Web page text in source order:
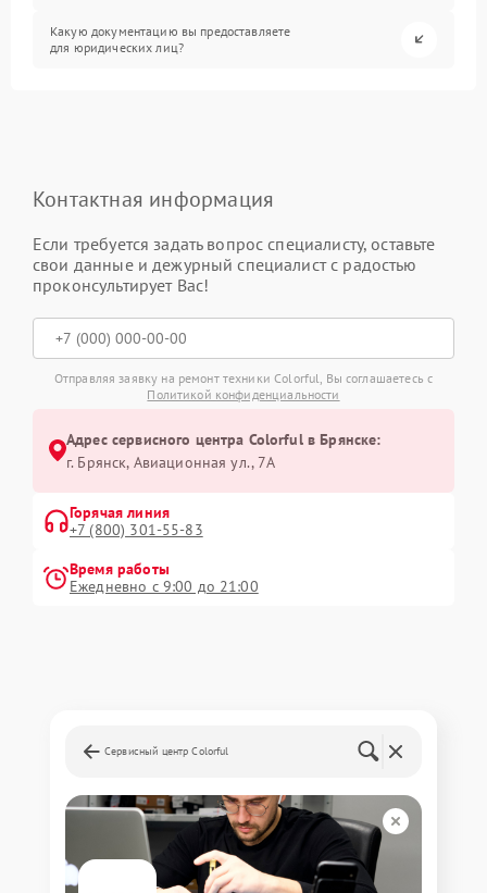
Какую документацию вы предоставляете
для юридических лиц?
Контактная информация
Если требуется задать вопрос специалисту, оставьте
свои данные и дежурный специалист с радостью
проконсультирует Вас!
Отправляя заявку на ремонт техники Colorful, Вы соглашаетесь с
Политикой конфиденциальности
Адрес сервисного центра Colorful в Брянске:
г. Брянск, Авиационная ул., 7А
Горячая линия
+7 (800) 301-55-83
Время работы
Ежедневно с 9:00 до 21:00
Сервисный центр Colorful